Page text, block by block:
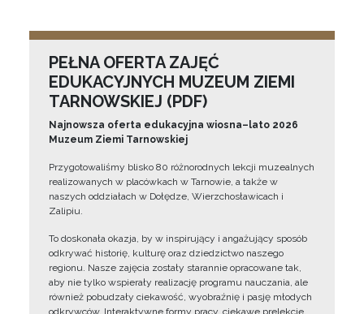
PEŁNA OFERTA ZAJĘĆ
EDUKACYJNYCH MUZEUM ZIEMI
TARNOWSKIEJ (PDF)
Najnowsza oferta edukacyjna wiosna–lato 2026
Muzeum Ziemi Tarnowskiej
Przygotowaliśmy blisko 80 różnorodnych lekcji muzealnych
realizowanych w placówkach w Tarnowie, a także w
naszych oddziałach w Dołędze, Wierzchosławicach i
Zalipiu.
To doskonała okazja, by w inspirujący i angażujący sposób
odkrywać historię, kulturę oraz dziedzictwo naszego
regionu. Nasze zajęcia zostały starannie opracowane tak,
aby nie tylko wspierały realizację programu nauczania, ale
również pobudzały ciekawość, wyobraźnię i pasję młodych
odkrywców. Interaktywne formy pracy, ciekawe prelekcje,